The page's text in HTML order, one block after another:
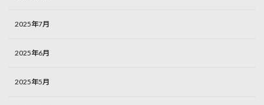
2025年7月
2025年6月
2025年5月